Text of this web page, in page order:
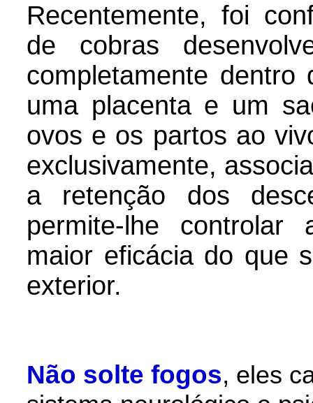
Recentemente, foi
de cobras
completamente
uma placenta e um
ovos e os partos ao
exclusivamente,
a retenção dos
permite-lhe controlar
maior eficácia do que
exterior.
Não solte fogos, eles